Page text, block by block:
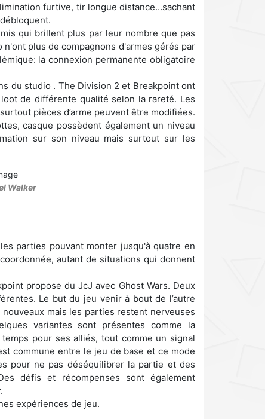
furtive, tir longue distance…sachant
qui brillent plus par leur nombre que pas
plus de compagnons d'armes gérés par
la connexion permanente obligatoire
du studio . The Division 2 et Breakpoint ont
de différente qualité selon la rareté. Les
pièces d’arme peuvent être modifiées.
casque possèdent également un niveau
sur son niveau mais surtout sur les
Walker
parties pouvant monter jusqu'à quatre en
autant de situations qui donnent
propose du JcJ avec Ghost Wars. Deux
Le but du jeu venir à bout de l’autre
mais les parties restent nerveuses
variantes sont présentes comme la
pour ses alliés, tout comme un signal
commune entre le jeu de base et ce mode
pour ne pas déséquilibrer la partie et des
défis et récompenses sont également
expériences de jeu.